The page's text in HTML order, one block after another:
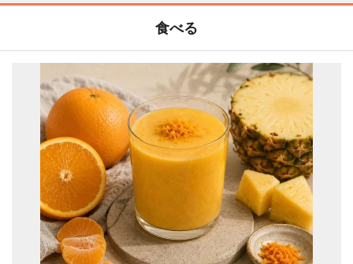
食べる